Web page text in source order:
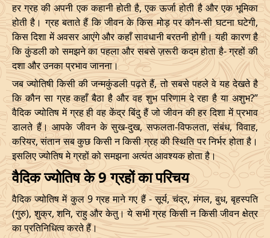
हर ग्रह की अपनी एक कहानी होती है, एक ऊर्जा होती है और एक भूमिका
होती है। ग्रह बताते हैं कि जीवन के किस मोड़ पर कौन-सी घटना घटेगी,
किस दिशा में अवसर आएंगे और कहाँ सावधानी बरतनी होगी। यही कारण है
कि कुंडली को समझने का पहला और सबसे ज़रूरी कदम होता है- ग्रहों की
दशा और उनका प्रभाव जानना।
जब ज्योतिषी किसी की जन्मकुंडली पढ़ते हैं, तो सबसे पहले वे यह देखते है
कि कौन सा ग्रह कहाँ बैठा है और वह शुभ परिणाम दे रहा है या अशुभ?”
वैदिक ज्योतिष में ग्रह ही वह केंद्र बिंदु हैं जो जीवन की हर दिशा में प्रभाव
डालते हैं। आपके जीवन के सुख-दुख, सफलता-विफलता, संबंध, विवाह,
करियर, संतान सब कुछ किसी न किसी ग्रह की स्थिति पर निर्भर होता है।
इसलिए ज्योतिष मे ग्रहों को समझना अत्यंत आवश्यक होता है।
वैदिक ज्योतिष के 9 ग्रहों का परिचय
वैदिक ज्योतिष में कुल 9 ग्रह माने गए हैं - सूर्य, चंद्र, मंगल, बुध, बृहस्पति
(गुरु), शुक्र, शनि, राहु और केतु। ये सभी ग्रह किसी न किसी जीवन क्षेत्र
का प्रतिनिधित्व करते हैं।